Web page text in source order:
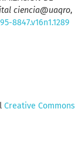
ciencia@uaqro,
8847.v16n1.1289
Creative Commons